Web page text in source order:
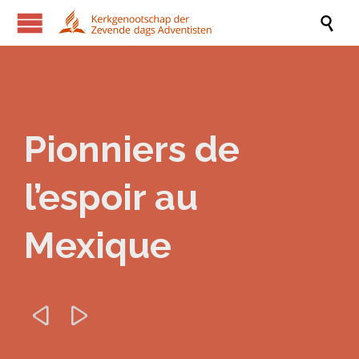

Pionniers de
l’espoir au
Mexique
 